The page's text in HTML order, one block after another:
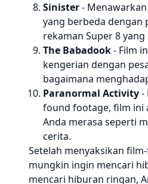
Sinister-
yang berbeda dengan
rekaman Super 8
The Babadook- Film
kengerian dengan
bagaimana
Paranormal Activity-
found footage, film ini
Anda merasa seperti
cerita.
Setelah menyaksikan
mungkin ingin mencari
mencari hiburan ringan,